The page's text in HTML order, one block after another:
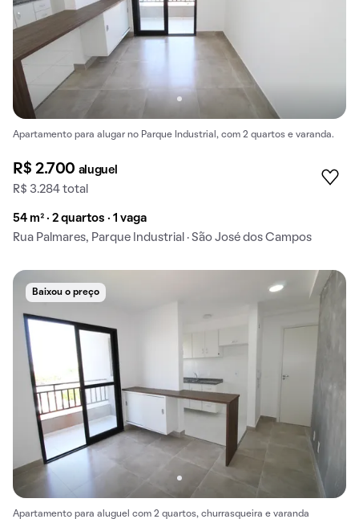
Apartamento para alugar no Parque Industrial, com 2 quartos e varanda.
R$ 2.700 aluguel
R$ 3.284 total
54 m² · 2 quartos · 1 vaga
Rua Palmares, Parque Industrial · São José dos Campos
Baixou o preço
Apartamento para aluguel com 2 quartos, churrasqueira e varanda